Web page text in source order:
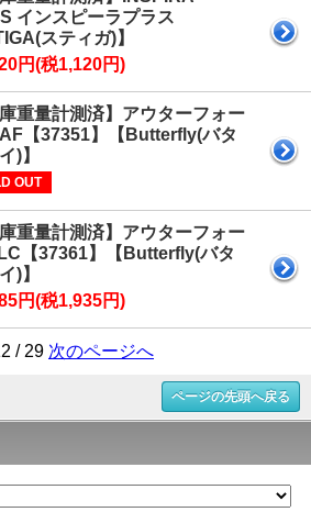
インスピーラプラス
スティガ)】
円(税1,120円)
庫重量計測済】アウターフォー
【37351】【Butterfly(バタ
)】
OUT
庫重量計測済】アウターフォー
【37361】【Butterfly(バタ
)】
円(税1,935円)
/ 29 次のページへ
ページの先頭へ戻る